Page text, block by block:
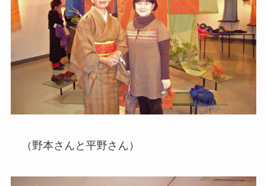
（野本さんと平野さん）